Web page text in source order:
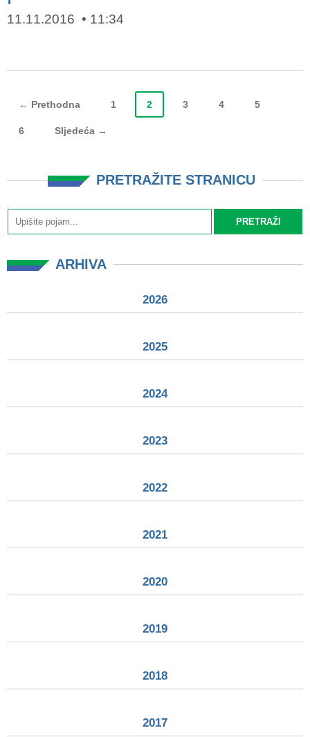
11.11.2016 11:34
← Prethodna 1 2 3 4 5
6 Sljedeća →
PRETRAŽITE STRANICU
ARHIVA
2026
2025
2024
2023
2022
2021
2020
2019
2018
2017